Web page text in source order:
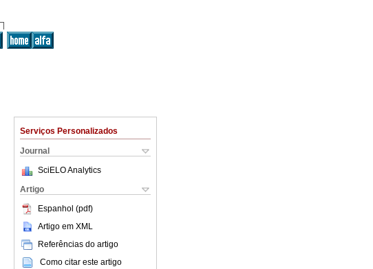
Serviços Personalizados
Journal
SciELO Analytics
Artigo
Espanhol (pdf)
Artigo em XML
Referências do artigo
Como citar este artigo